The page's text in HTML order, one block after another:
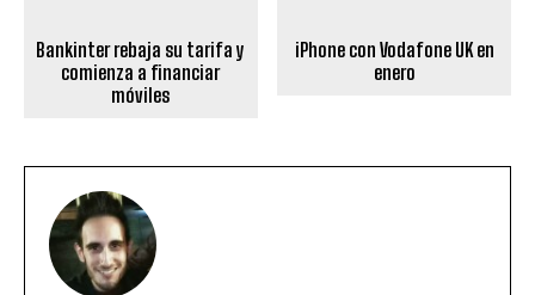
Bankinter rebaja su tarifa y
comienza a financiar
móviles
iPhone con Vodafone UK en
enero